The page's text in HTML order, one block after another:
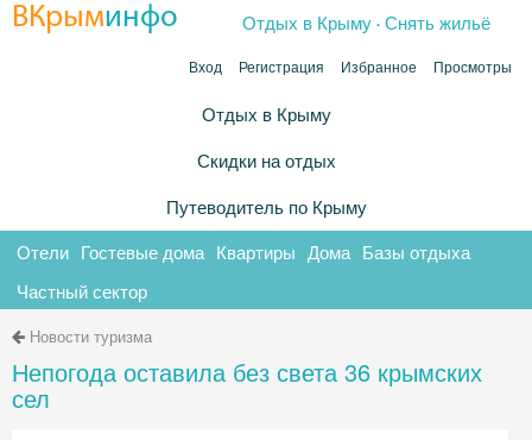
ВКрыминфо Отдых в Крыму .Снять жильё
Вход Регистрация Избранное Просмотры
Отдых в Крыму
Скидки на отдых
Путеводитель по Крыму
Отели Гостевые дома Квартиры Дома Базы отдыха
Частный сектор
Новости туризма
Непогода оставила без света 36 крымских
сел